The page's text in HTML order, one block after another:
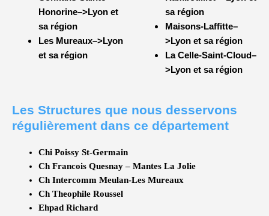
Honorine–>Lyon et
sa région
Les Mureaux–>Lyon
et sa région
sa région
Maisons-Laffitte–
>Lyon et sa région
La Celle-Saint-Cloud–
>Lyon et sa région
Les Structures que nous desservons
régulièrement dans ce département
Chi Poissy St-Germain
Ch Francois Quesnay – Mantes La Jolie
Ch Intercomm Meulan-Les Mureaux
Ch Theophile Roussel
Ehpad Richard